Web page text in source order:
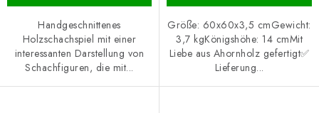
Handgeschnittenes
Holzschachspiel mit einer
interessanten Darstellung von
Schachfiguren, die mit...
Größe: 60x60x3,5 cmGewicht:
3,7 kgKönigshöhe: 14 cmMit
Liebe aus Ahornholz gefertigt✅
Lieferung...